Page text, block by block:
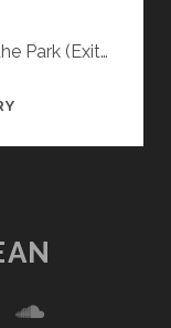
Park (Exit…
JAZZ™
DE
INFLUENȚE
soundcloud